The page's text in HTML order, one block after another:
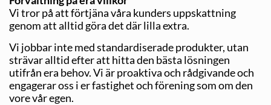
Vi tror på att förtjäna våra kunders uppskattning
genom att alltid göra det där lilla extra.
Vi jobbar inte med standardiserade produkter, utan
strävar alltid efter att hitta den bästa lösningen
utifrån era behov. Vi är proaktiva och rådgivande och
engagerar oss i er fastighet och förening som om den
vore vår egen.